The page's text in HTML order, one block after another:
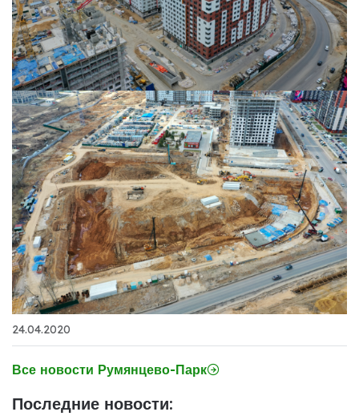
24.04.2020
Все новости Румянцево-Парк
Последние новости: